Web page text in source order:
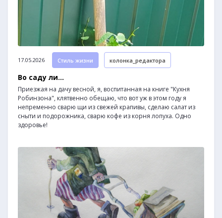
17.05.2026 Стиль жизни колонка_редактора
Во саду ли...
Приезжая на дачу весной, я, воспитанная на книге "Кухня
Робинзона", клятвенно обещаю, что вот уж в этом году я
непременно сварю щи из свежей крапивы, сделаю салат из
сныти и подорожника, сварю кофе из корня лопуха. Одно
здоровье!